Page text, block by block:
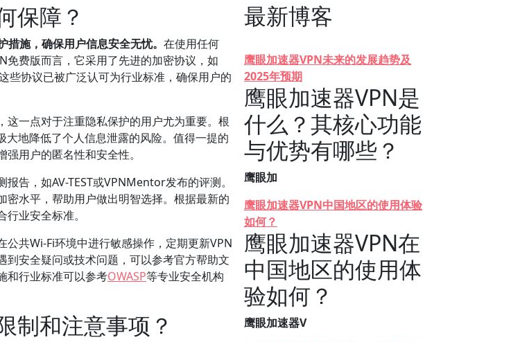
保障？
施，确保用户信息安全无忧。 在使用任何
免费版而言，它采用了先进的加密协议，如
些协议已被广泛认可为行业标准，确保用户的
一点对于注重隐私保护的用户尤为重要。根
地降低了个人信息泄露的风险。值得一提的
用户的匿名性和安全性。
告，如AV-TEST或VPNMentor发布的评测。
水平，帮助用户做出明智选择。根据最新的
业安全标准。
共Wi-Fi环境中进行敏感操作，定期更新VPN
安全疑问或技术问题，可以参考官方帮助文
和行业标准可以参考OWASP等专业安全机构
制和注意事项？
最新博客
鹰眼加速器VPN未来的发展趋势及
2025年预期
鹰眼加速器VPN是
什么？其核心功能
与优势有哪些？
鹰眼加
鹰眼加速器VPN中国地区的使用体验
如何？
鹰眼加速器VPN在
中国地区的使用体
验如何？
鹰眼加速器V